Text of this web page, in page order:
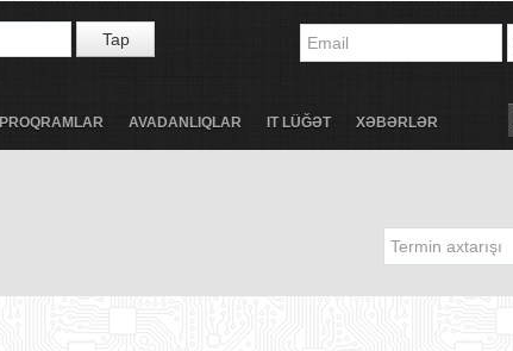
Tap
PROQRAMLAR AVADANLIQLAR IT LÜĞƏT XƏBƏRLƏR